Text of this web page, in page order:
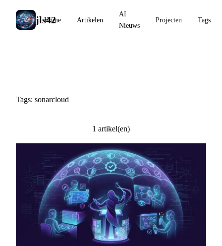
jls42
Home Artikelen
AI
Nieuws
Projecten Tags
Tags: sonarcloud
1 artikel(en)